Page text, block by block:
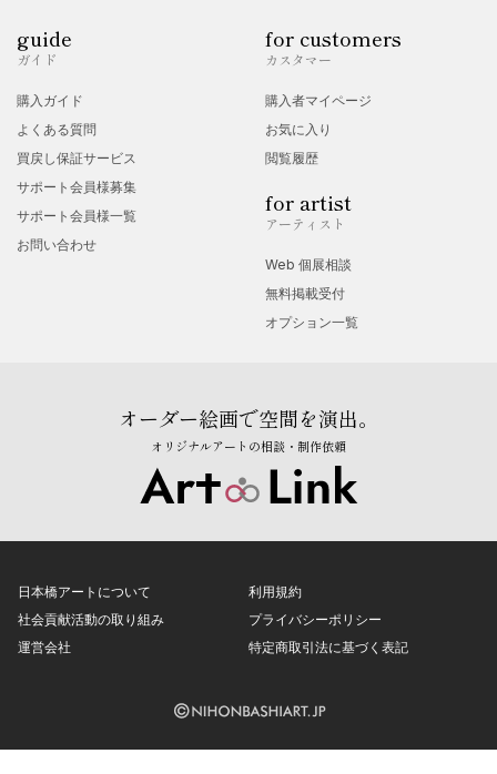
guide
ガイド
購入ガイド
よくある質問
買戻し保証サービス
サポート会員様募集
サポート会員様一覧
お問い合わせ
for customers
カスタマー
購入者マイページ
お気に入り
閲覧履歴
for artist
アーティスト
Web 個展相談
無料掲載受付
オプション一覧
オーダー絵画で空間を演出。
オリジナルアートの相談・制作依頼
日本橋アートについて
社会貢献活動の取り組み
運営会社
利用規約
プライバシーポリシー
特定商取引法に基づく表記